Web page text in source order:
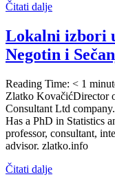
Čitati dalje
Lokalni izbori
Negotin i
Reading Time: < 1
Zlatko KovačićDirector
Consultant Ltd
Has a PhD in Statistics
professor, consultant,
advisor. zlatko.info
Čitati dalje